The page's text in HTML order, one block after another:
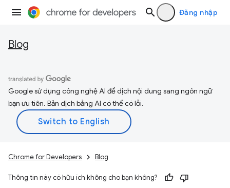
Đăng nhập
Blog
Google sử dụng công nghệ AI để dịch nội dung sang ngôn ngữ
bạn ưu tiên. Bản dịch bằng AI có thể có lỗi.
Chrome for Developers Blog
Thông tin này có hữu ích không cho bạn không?